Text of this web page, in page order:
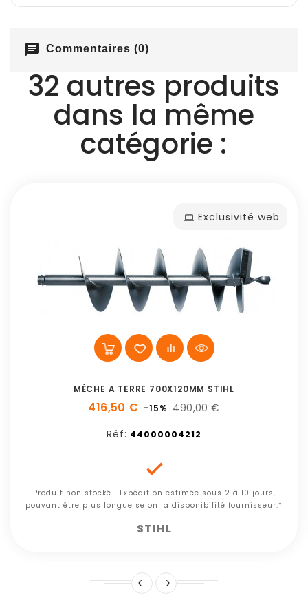
chat Commentaires (0)
32 autres produits
dans la même
catégorie :
Exclusivité web
MÈCHE A TERRE 700X120MM STIHL
416,50 € -15% 490,00 €
Réf: 44000004212

Produit non stocké | Expédition estimée sous 2 à 10 jours,
pouvant être plus longue selon la disponibilité fournisseur.*
STIHL